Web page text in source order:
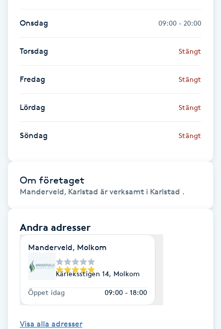
Gua Sha-massage
H
Hatha Yoga
Headspa
Healing
Herrklippning
Hollywood Peel
Onsdag 09:00 - 20:00
Torsdag Stängt
Fredag Stängt
Lördag Stängt
Söndag Stängt
Om företaget
Manderveld, Karlstad är verksamt i Karlstad .
Andra adresser
Manderveld, Molkom
Kärleksstigen 14, Molkom
Öppet idag 09:00 - 18:00
Visa alla adresser